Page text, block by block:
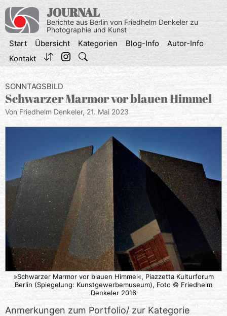
Inhalt
springen
JOURNAL
Berichte aus Berlin von Friedhelm Denkeler zu
Photographie und Kunst
Start Übersicht Kategorien Blog-Info
Autor-Info
Kontakt
SONNTAGSBILD
Schwarzer Marmor vor blauen Himmel
Von Friedhelm Denkeler, 21. Mai 2023
»Schwarzer Marmor vor blauen Himmel«, Piazzetta Kulturforum
Berlin (Spiegelung: Kunstgewerbemuseum), Foto © Friedhelm
Denkeler 2016
Anmerkungen zum Portfolio/ zur Kategorie